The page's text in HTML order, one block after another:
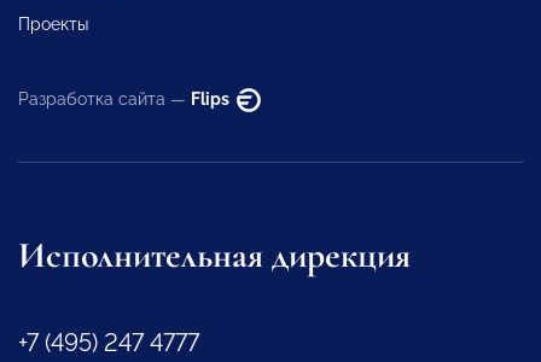
Проекты
Разработка сайта — Flips
Исполнительная дирекция
+7 (495) 247 4777